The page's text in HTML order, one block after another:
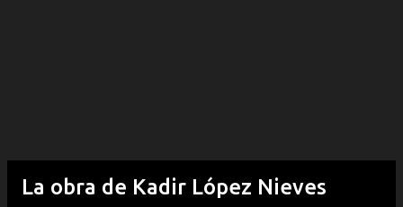
La obra de Kadir López Nieves